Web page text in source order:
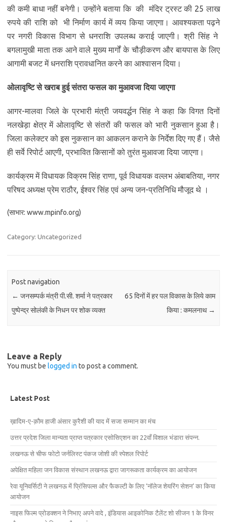
की कमी बाधा नहीं बनेगी। उन्होंने बताया कि की मंदिर ट्रस्ट की 25 लाख
रुपये की राशि को भी निर्माण कार्य में व्यय किया जाएगा। आवश्यकता पढ़ने
पर नगरी विकास विभाग से धनराशि उपलब्ध कराई जाएगी। श्री सिंह ने
बगलामुखी माता तक आने वाले मुख्य मार्गों के चौड़ीकरण और बायपास के लिए
आगामी बजट में धनराशि प्रावधानित करने का आश्वासन दिया।
ओलावृष्टि से खराब हुई संतरा फसल का मुआवजा दिया जाएगा
आगर-मालवा जिले के प्रभारी मंत्री जयवर्द्धन सिंह ने कहा कि विगत दिनों
नलखेड़ा क्षेत्र में ओलावृष्टि से संतरों की फसल को भारी नुकसान हुआ है।
जिला कलेक्टर को इस नुकसान का आकलन कराने के निर्देश दिए गए हैं। जैसे
ही सर्वे रिपोर्ट आएगी, प्रभावित किसानों को तुरंत मुआवजा दिया जाएगा।
कार्यक्रम में विधायक विक्रम सिंह राणा, पूर्व विधायक वल्लभ अंबाबतिया, नगर
परिषद अध्यक्ष प्रेम राठौर, ईश्वर सिंह एवं अन्य जन-प्रतिनिधि मौजूद थे ।
(साभार: www.mpinfo.org)
Category: Uncategorized
Post navigation
← जनसम्पर्क मंत्री पी.सी. शर्मा ने पत्रकार
पुष्पेन्द्र सोलंकी के निधन पर शोक व्यक्त
65 दिनों में हर पल विकास के लिये काम
किया : कमलनाथ →
Leave a Reply
You must be logged in to post a comment.
Latest Post
ख़ादिम-ए-क़ौम हाजी अंसार कुरैशी की याद में सजा सम्मान का मंच
उत्तर प्रदेश जिला मान्यता प्राप्त पत्रकार एसोसिएशन का 22वाँ विशाल भंडारा संपन्न.
लखनऊ से चीफ फोटो जर्नलिस्ट पंकज जोशी की स्पेशल रिपोर्ट
अपेक्षित महिला जन विकास संस्थान लखनऊ द्वारा जागरूकता कार्यक्रम का आयोजन
रेवा यूनिवर्सिटी ने लखनऊ में प्रिंसिपल्स और फैकल्टी के लिए ‘नॉलेज शेयरिंग सेशन’ का किया
आयोजन
नाइस फिल्म प्रोडक्शन ने निभाए अपने वादे , इंडियास आइकोनिक टैलेंट शो सीजन 1 के विनर